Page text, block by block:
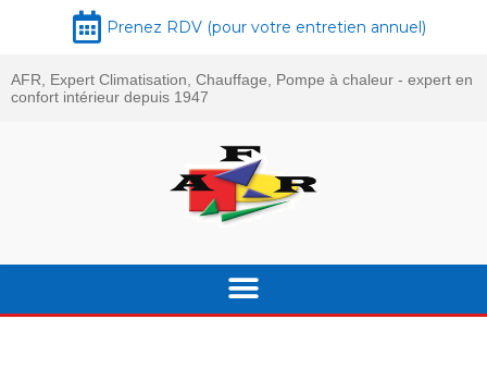
Prenez RDV (pour votre entretien annuel)
AFR, Expert Climatisation, Chauffage, Pompe à chaleur - expert en
confort intérieur depuis 1947